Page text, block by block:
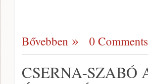
Bővebben 0 Comments
CSERNA-SZABÓ